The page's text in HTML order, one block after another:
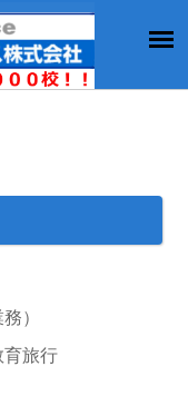
）
育旅行